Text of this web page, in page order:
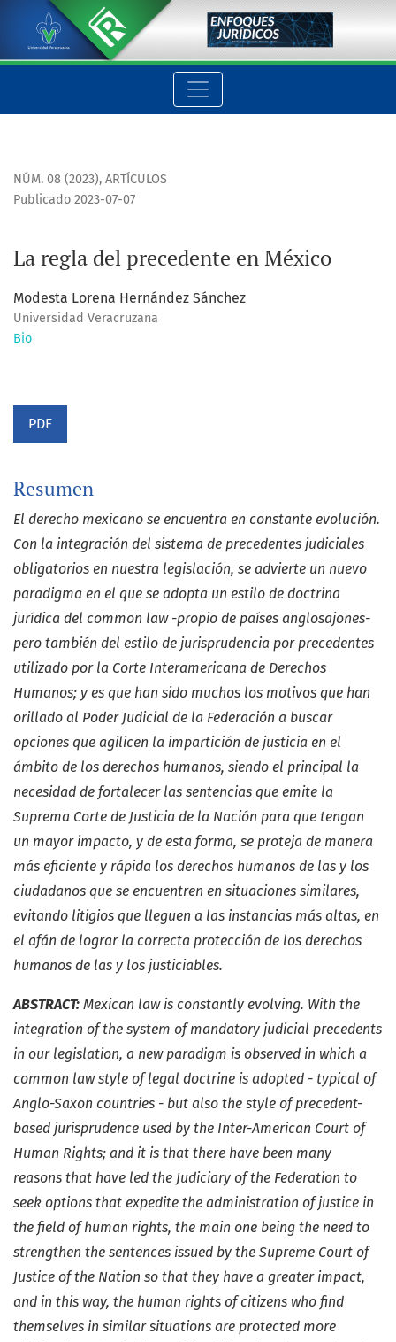
La regla del precedente en México
NÚM. 08 (2023), ARTÍCULOS
La regla del precedente en México
Publicado 2023-07-07
Modesta Lorena Hernández Sánchez
Universidad Veracruzana
Bio
PDF
Resumen
El derecho mexicano se encuentra en constante evolución.
Con la integración del sistema de precedentes judiciales
obligatorios en nuestra legislación, se advierte un nuevo
paradigma en el que se adopta un estilo de doctrina
jurídica del common law -propio de países anglosajones-
pero también del estilo de jurisprudencia por precedentes
utilizado por la Corte Interamericana de Derechos
Humanos; y es que han sido muchos los motivos que han
orillado al Poder Judicial de la Federación a buscar
opciones que agilicen la impartición de justicia en el
ámbito de los derechos humanos, siendo el principal la
necesidad de fortalecer las sentencias que emite la
Suprema Corte de Justicia de la Nación para que tengan
un mayor impacto, y de esta forma, se proteja de manera
más eficiente y rápida los derechos humanos de las y los
ciudadanos que se encuentren en situaciones similares,
evitando litigios que lleguen a las instancias más altas, en
el afán de lograr la correcta protección de los derechos
humanos de las y los justiciables.
ABSTRACT: Mexican law is constantly evolving. With the
integration of the system of mandatory judicial precedents
in our legislation, a new paradigm is observed in which a
common law style of legal doctrine is adopted - typical of
Anglo-Saxon countries - but also the style of precedent-
based jurisprudence used by the Inter-American Court of
Human Rights; and it is that there have been many
reasons that have led the Judiciary of the Federation to
seek options that expedite the administration of justice in
the field of human rights, the main one being the need to
strengthen the sentences issued by the Supreme Court of
Justice of the Nation so that they have a greater impact,
and in this way, the human rights of citizens who find
themselves in similar situations are protected more